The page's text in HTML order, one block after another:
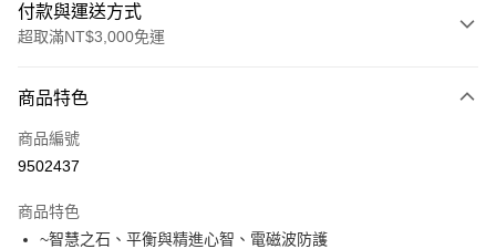
付款與運送方式
超取滿NT$3,000免運
信用卡一次付款
超商取貨付款
Apple Pay
商品特色
商品編號
9502437
商品特色
~智慧之石、平衡與精進心智、電磁波防護